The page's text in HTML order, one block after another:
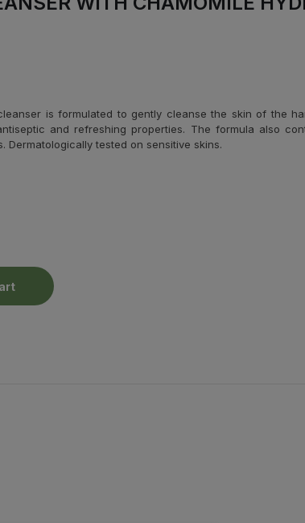
is formulated to gently cleanse the skin of the
and refreshing properties. The formula also
Dermatologically tested on sensitive skins.